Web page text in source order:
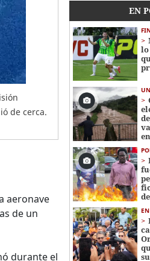
de cerca.
aeronave
de un
durante el
EN
lo